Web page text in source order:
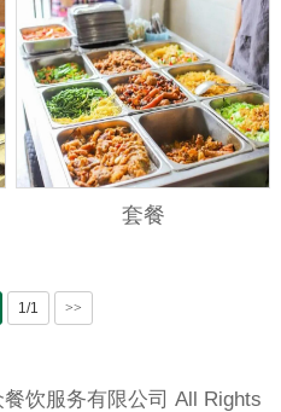
套餐
1/1 >>
饮服务有限公司 All Rights